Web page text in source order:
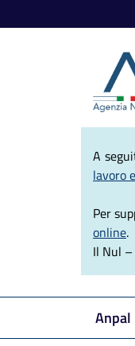
A
lavoro
Per
online.
Il Nul
Anpal